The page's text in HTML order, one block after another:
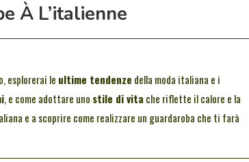
À L’italienne
esplorerai le ultime tendenze della moda italiana e i
, e come adottare uno stile di vita che riflette il calore e la
e a scoprire come realizzare un guardaroba che ti farà